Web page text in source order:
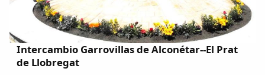
Intercambio Garrovillas de Alconétar--El Prat
de Llobregat